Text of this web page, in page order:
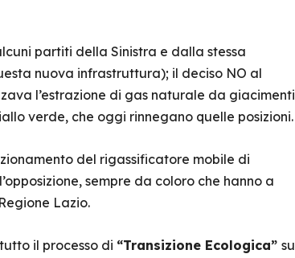
partiti della Sinistra e dalla stessa
nuova infrastruttura); il deciso NO al
l’estrazione di gas naturale da giacimenti
verde, che oggi rinnegano quelle posizioni.
del rigassificatore mobile di
sempre da coloro che hanno a
Lazio.
il processo di “Transizione Ecologica” su